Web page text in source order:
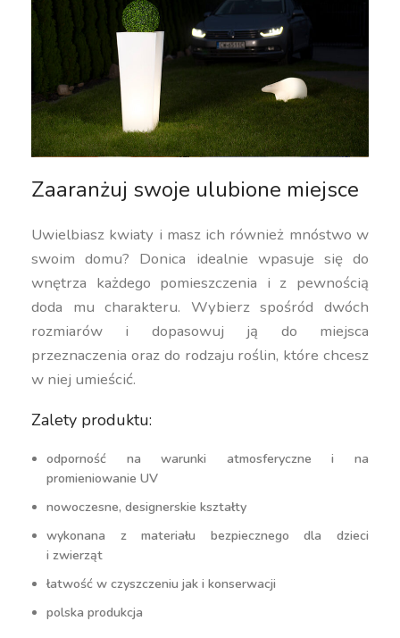
Zaaranżuj swoje ulubione miejsce
Uwielbiasz kwiaty i masz ich również mnóstwo w
swoim domu? Donica idealnie wpasuje się do
wnętrza każdego pomieszczenia i z pewnością
doda mu charakteru. Wybierz spośród dwóch
rozmiarów i dopasowuj ją do miejsca
przeznaczenia oraz do rodzaju roślin, które chcesz
w niej umieścić.
Zalety produktu:
odporność na warunki atmosferyczne i na
promieniowanie UV
nowoczesne, designerskie kształty
wykonana z materiału bezpiecznego dla dzieci
i zwierząt
łatwość w czyszczeniu jak i konserwacji
polska produkcja